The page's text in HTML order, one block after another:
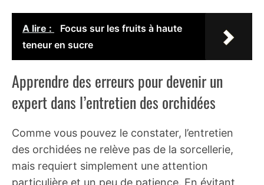
A lire :
Focus sur les fruits à haute
teneur en sucre
Apprendre des erreurs pour devenir un
expert dans l’entretien des orchidées
Comme vous pouvez le constater, l’entretien
des orchidées ne relève pas de la sorcellerie,
mais requiert simplement une attention
particulière et un peu de patience. En évitant